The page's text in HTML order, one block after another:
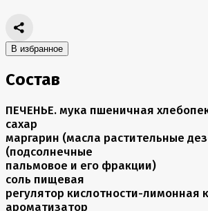
В избранное
Состав
ПЕЧЕНЬЕ. мука пшеничная
сахар
маргарин (масла растительные
(подсолнечные
пальмовое и его фракции)
соль пищевая
регулятор кислотности-лимонная
ароматизатор